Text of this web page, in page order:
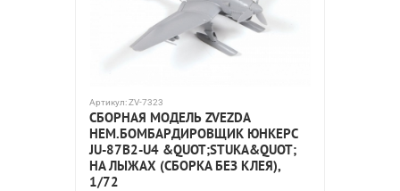
Артикул:ZV-7323
СБОРНАЯ МОДЕЛЬ ZVEZDA
НЕМ.БОМБАРДИРОВЩИК ЮНКЕРС
JU-87B2-U4 &QUOT;STUKA&QUOT;
НА ЛЫЖАХ (СБОРКА БЕЗ КЛЕЯ),
1/72